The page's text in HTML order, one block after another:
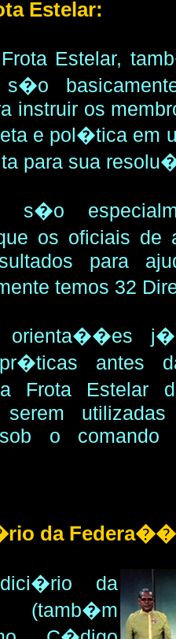
Estelar:
Estelar,
s�o
instruir os
e pol�tica
para sua
s�o
os oficiais de
para
temos 32
orienta��es j�
antes
Frota Estelar
serem
o comando
da
da